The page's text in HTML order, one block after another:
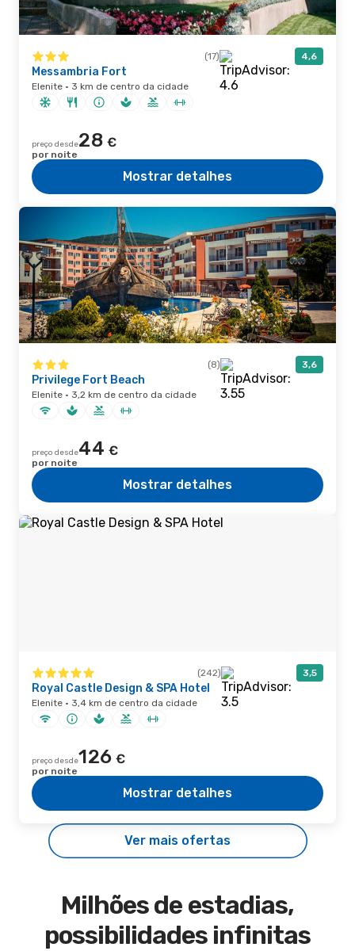
(17) 4,6
Messambria Fort
Elenite · 3 km de centro da cidade
preço desde28 €
por noite
Mostrar detalhes
(8) 3,6
Privilege Fort Beach
Elenite · 3,2 km de centro da cidade
preço desde44 €
por noite
Mostrar detalhes
(242) 3,5
Royal Castle Design & SPA Hotel
Elenite · 3,4 km de centro da cidade
preço desde126 €
por noite
Mostrar detalhes
Ver mais ofertas
Milhões de estadias,
possibilidades infinitas